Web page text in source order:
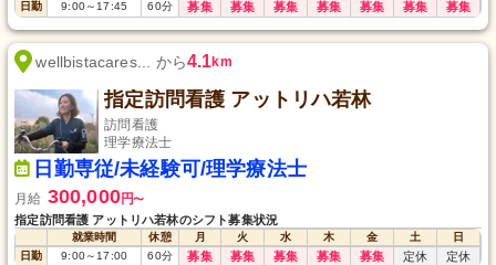
日勤
9:00～17:45 60分 募集 募集 募集 募集 募集 募集 募集
wellbistacares... から4.1km
指定訪問看護 アットリハ若林
訪問看護
理学療法士
日勤専従/未経験可/理学療法士
月給 300,000円〜
指定訪問看護 アットリハ若林のシフト募集状況
就業時間 休憩 月 火 水 木 金 土
日
日勤
9:00～17:00 60分 募集 募集 募集 募集 募集 定休 定休